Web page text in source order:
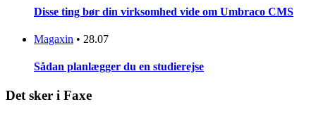
Disse ting bør din virksomhed vide om Umbraco CMS
Magaxin • 28.07
Sådan planlægger du en studierejse
Det sker i Faxe